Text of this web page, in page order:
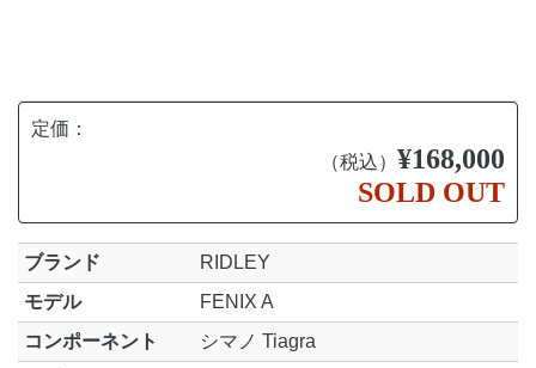
定価：
（税込） ¥168,000
SOLD OUT
ブランド
RIDLEY
モデル
FENIX A
コンポーネント
シマノ Tiagra